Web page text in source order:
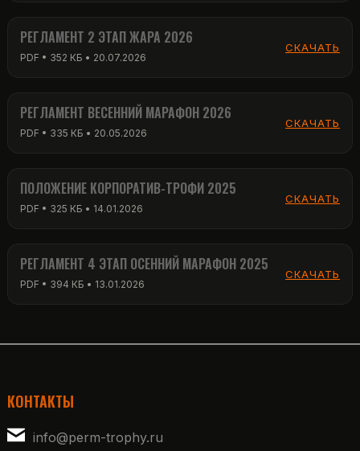
РЕГЛАМЕНТ 2 ЭТАП ЖАРА 2026
РЕГЛАМЕНТ ВЕСЕННИЙ МАРАФОН 2026
ПОЛОЖЕНИЕ КОРПОРАТИВ-ТРОФИ 2025
РЕГЛАМЕНТ 4 ЭТАП ОСЕННИЙ МАРАФОН 2025
КОНТАКТЫ